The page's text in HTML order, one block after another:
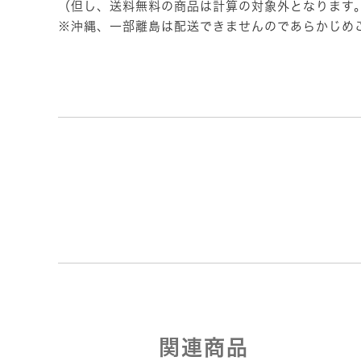
（但し、送料無料の商品は計算の対象外となります
※沖縄、一部離島は配送できませんのであらかじめ
関連商品